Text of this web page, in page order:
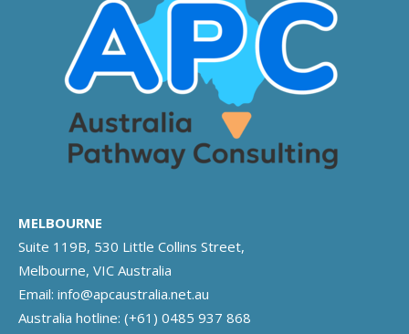
MELBOURNE
Suite 119B, 530 Little Collins Street,
Melbourne, VIC Australia
Email: info@apcaustralia.net.au
Australia hotline: (+61) 0485 937 868